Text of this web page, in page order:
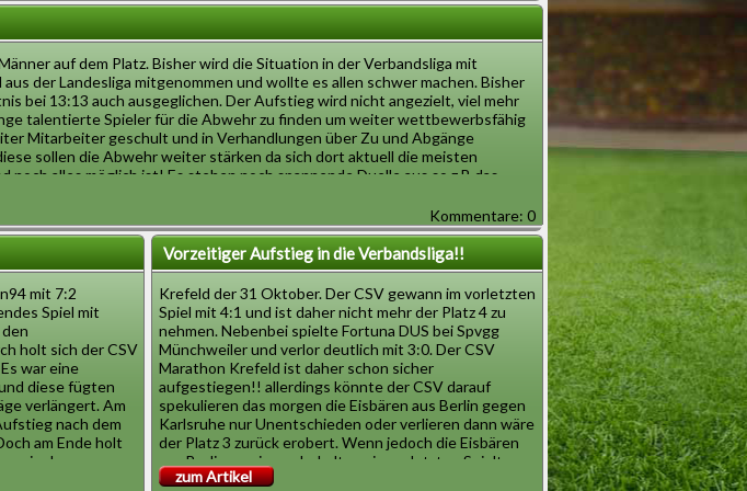
bis bald.
aus dem verregneten Krefeld :)
auf dem Platz. Bisher wird die Situation in der Verbandsliga mit
der Landesliga mitgenommen und wollte es allen schwer machen. Bisher
bei 13:13 auch ausgeglichen. Der Aufstieg wird nicht angezielt, viel mehr
talentierte Spieler für die Abwehr zu finden um weiter wettbewerbsfähig
Mitarbeiter geschult und in Verhandlungen über Zu und Abgänge
sollen die Abwehr weiter stärken da sich dort aktuell die meisten
alles möglich ist! Es stehen noch spannende Duelle aus so z.B das
Pflichtsieg erwartet. Bleiben Sie weiter am Ball und liebe Grüße an unsere
Kommentare: 0
mit 7:2
Spiel mit
holt sich der CSV
war eine
diese fügten
verlängert. Am
nach dem
am Ende holt
in der
Vorzeitiger Aufstieg in die Verbandsliga!!
Krefeld der 31 Oktober. Der CSV gewann im vorletzten
Spiel mit 4:1 und ist daher nicht mehr der Platz 4 zu
nehmen. Nebenbei spielte Fortuna DUS bei Spvgg
Münchweiler und verlor deutlich mit 3:0. Der CSV
Marathon Krefeld ist daher schon sicher
aufgestiegen!! allerdings könnte der CSV darauf
spekulieren das morgen die Eisbären aus Berlin gegen
Karlsruhe nur Unentschieden oder verlieren dann wäre
der Platz 3 zurück erobert. Wenn jedoch die Eisbären
aus Berlin gewinnen behalten sie am letzten Spieltag
den dritten Platz was sie auch verdient hätten.
zum Artikel